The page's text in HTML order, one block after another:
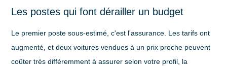
Les postes qui font dérailler un budget
Le premier poste sous-estimé, c'est l'assurance . Les tarifs ont
augmenté, et deux voitures vendues à un prix proche peuvent
coûter très différemment à assurer selon votre profil, la